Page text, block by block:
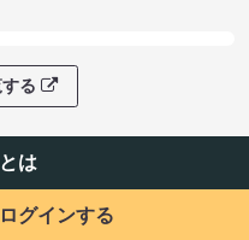
る
は
グインする